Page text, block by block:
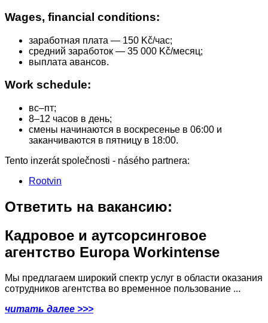
Wages, financial conditions:
заработная плата — 150 Kč/час;
средний заработок — 35 000 Kč/месяц;
выплата авансов.
Work schedule:
вс–пт;
8–12 часов в день;
смены начинаются в воскресенье в 06:00 и
заканчиваются в пятницу в 18:00.
Tento inzerát společnosti - násého partnera:
Rootvin
Ответить на вакансию:
Кадровое и аутсорсинговое
агентство Europa Workintense
Мы предлагаем широкий спектр услуг в области оказания
сотрудников агентства во временное пользование ...
читать далее >>>